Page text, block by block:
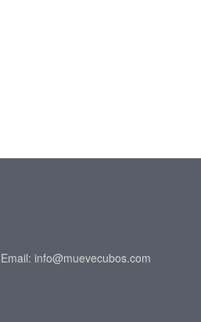
Email: info@muevecubos.com